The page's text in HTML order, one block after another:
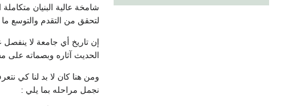
شامخة عالية البنيان
لتحقق من التقدم والتوسع ما
إن تاريخ أي جامعة لا ينفصل
الحديث آثاره وبصماته
ومن هنا كان لا بد لنا كي
نجمل مراحله بما يلي :